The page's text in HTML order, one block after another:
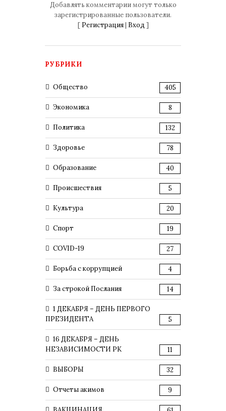
Добавлять комментарии могут только
зарегистрированные пользователи.
[ Регистрация| Вход ]
РУБРИКИ
Общество 405
Экономика 8
Политика 132
Здоровье 78
Образование 40
Происшествия 5
Культура 20
Спорт 19
COVID-19 27
Борьба с коррупцией 4
За строкой Послания 14
1 ДЕКАБРЯ – ДЕНЬ ПЕРВОГО
ПРЕЗИДЕНТА
5
16 ДЕКАБРЯ – ДЕНЬ
НЕЗАВИСИМОСТИ РК
11
ВЫБОРЫ 32
Отчеты акимов 9